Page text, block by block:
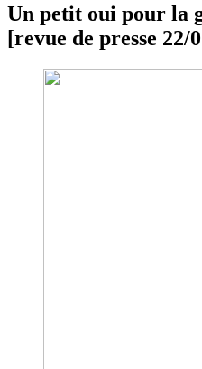
Un petit oui pour la
[revue de presse 22/